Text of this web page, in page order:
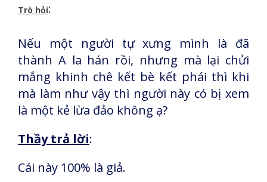
Trò hỏi:
Nếu một người tự xưng mình là đã
thành A la hán rồi, nhưng mà lại chửi
mắng khinh chê kết bè kết phái thì khi
mà làm như vậy thì người này có bị xem
là một kẻ lừa đảo không ạ?
Thầy trả lời:
Cái này 100% là giả.